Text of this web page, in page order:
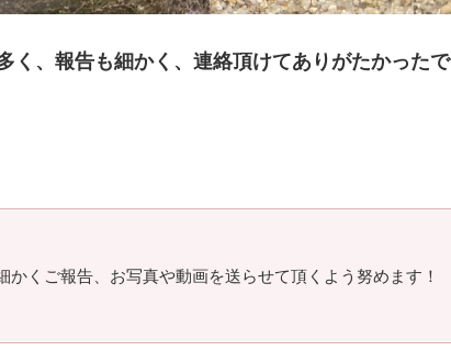
く、報告も細かく、連絡頂けてありがたかったで
くご報告、お写真や動画を送らせて頂くよう努めます！